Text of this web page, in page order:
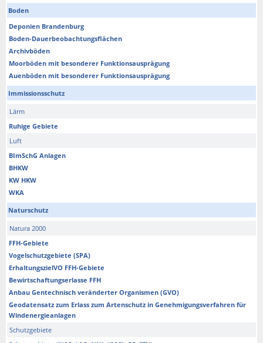
Boden
Deponien Brandenburg
Boden-Dauerbeobachtungsflächen
Archivböden
Moorböden mit besonderer Funktionsausprägung
Auenböden mit besonderer Funktionsausprägung
Immissionsschutz
Lärm
Ruhige Gebiete
Luft
BImSchG Anlagen
BHKW
KW HKW
WKA
Naturschutz
Natura 2000
FFH-Gebiete
Vogelschutzgebiete (SPA)
ErhaltungszielVO FFH-Gebiete
Bewirtschaftungserlasse FFH
Anbau Gentechnisch veränderter Organismen (GVO)
Geodatensatz zum Erlass zum Artenschutz in Genehmigungsverfahren für
Windenergieanlagen
Schutzgebiete